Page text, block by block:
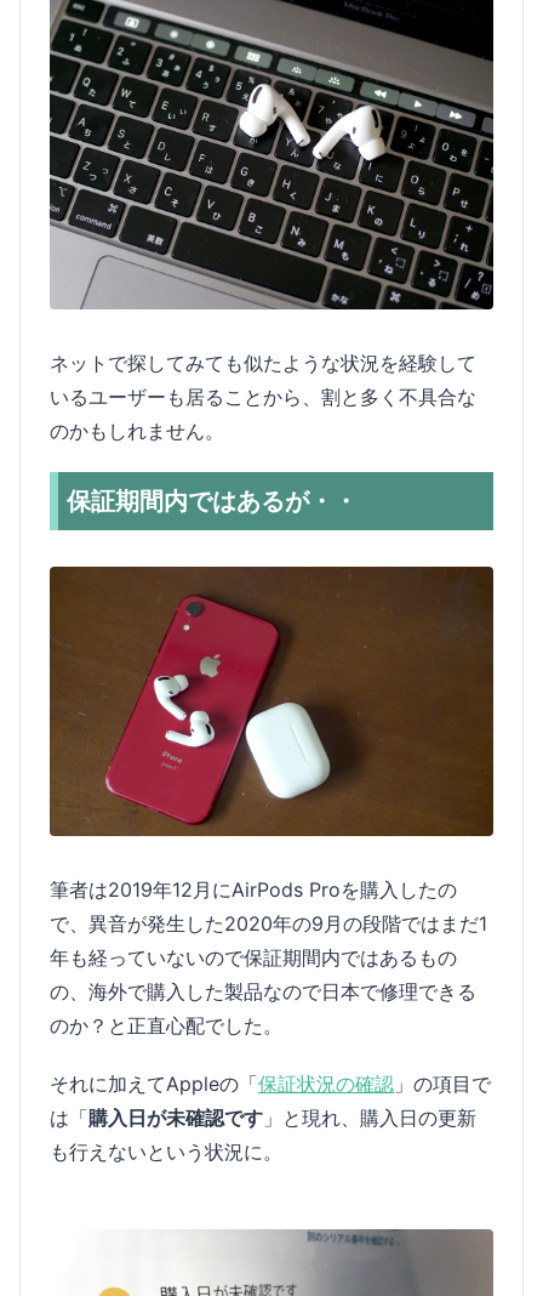
ネットで探してみても似たような状況を経験して
いるユーザーも居ることから、割と多く不具合な
のかもしれません。
保証期間内ではあるが・・
筆者は2019年12月にAirPods Proを購入したの
で、異音が発生した2020年の9月の段階ではまだ1
年も経っていないので保証期間内ではあるもの
の、海外で購入した製品なので日本で修理できる
のか？と正直心配でした。
それに加えてAppleの「保証状況の確認 」の項目で
は「購入日が未確認です 」と現れ、購入日の更新
も行えないという状況に。